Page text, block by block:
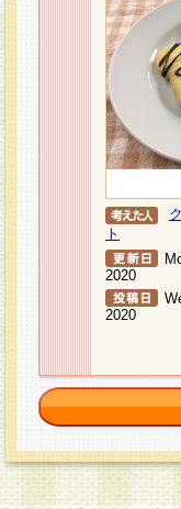
ト
2020
2020